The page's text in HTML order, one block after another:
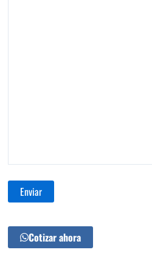
Cotizar ahora